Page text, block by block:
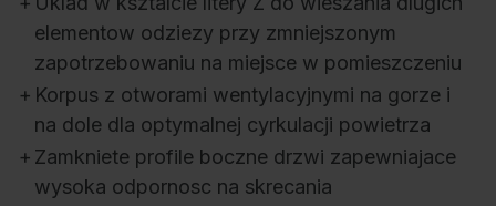
elementow odziezy przy zmniejszonym
zapotrzebowaniu na miejsce w pomieszczeniu
+ Korpus z otworami wentylacyjnymi na gorze i
na dole dla optymalnej cyrkulacji powietrza
+ Zamkniete profile boczne drzwi zapewniajace
wysoka odpornosc na skrecania